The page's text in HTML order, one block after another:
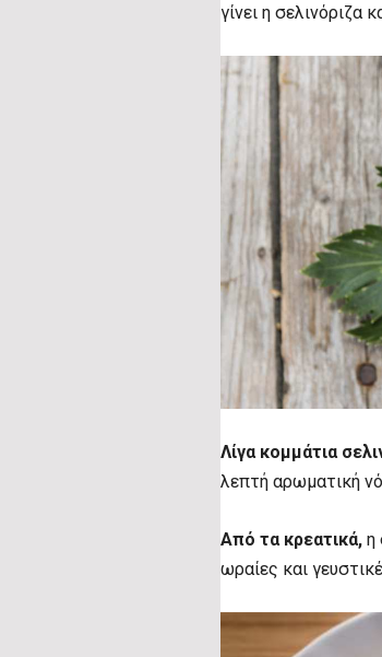
γίνει η σελινόριζα
Λίγα κομμάτια
λεπτή αρωματική
Από τα κρεατικά, η
ωραίες και